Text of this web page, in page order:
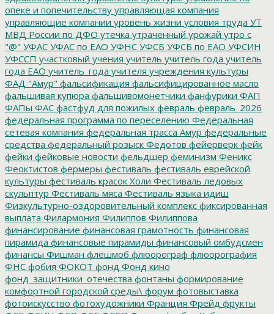
опеке и попечительству управляющая компания
управляющие компании уровень жизни условия труда УТ
МВД России по ДФО утечка утраченный урожай утро с
"@" УФАС УФАС по ЕАО УФНС УФСБ УФСБ по ЕАО УФСИН
УФССП участковый учения учитель учитель года учитель
года ЕАО учитель_года учителя учреждения культуры
ФАД "Амур" фальсификация фальсифицированное масло
фальшивая купюра фальшивомонетчики фанфурики ФАП
ФАПы ФАС фастфуд для пожилых февраль февраль_2026
федеральная программа по переселению Федеральная
сетевая компания федеральная трасса Амур федеральные
средства федеральный розыск Федотов фейерверк фейк
фейки фейковые новости фельдшер феминизм Феникс
Феоктистов фермеры фестиваль фестиваль еврейской
культуры фестиваль красок Холи Фестиваль ледовых
скульптур Фестиваль мяса Фестиваль языка идиш
Физкультурно-оздоровительный комплекс фиксированная
выплата Филармония Филиппов Филиппова
финансирование финансовая грамотность финансовая
пирамида финансовые пирамиды финансовый омбудсмен
финансы Фишман флешмоб флюорограф флюорография
ФНС фобия ФОКОТ фонд Фонд кино
фонд_защитники_отечества фонтаны формирование
комфортной городской среды\ форум фотовыставка
фотоискусство фотохудожники Франция Фрейд фрукты